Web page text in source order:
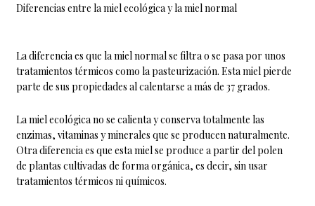
Diferencias entre la miel ecológica y la miel normal
La diferencia es que la miel normal se filtra o se pasa por unos
tratamientos térmicos como la pasteurización. Esta miel pierde
parte de sus propiedades al calentarse a más de 37 grados.
La miel ecológica no se calienta y conserva totalmente las
enzimas, vitaminas y minerales que se producen naturalmente.
Otra diferencia es que esta miel se produce a partir del polen
de plantas cultivadas de forma orgánica, es decir, sin usar
tratamientos térmicos ni químicos.